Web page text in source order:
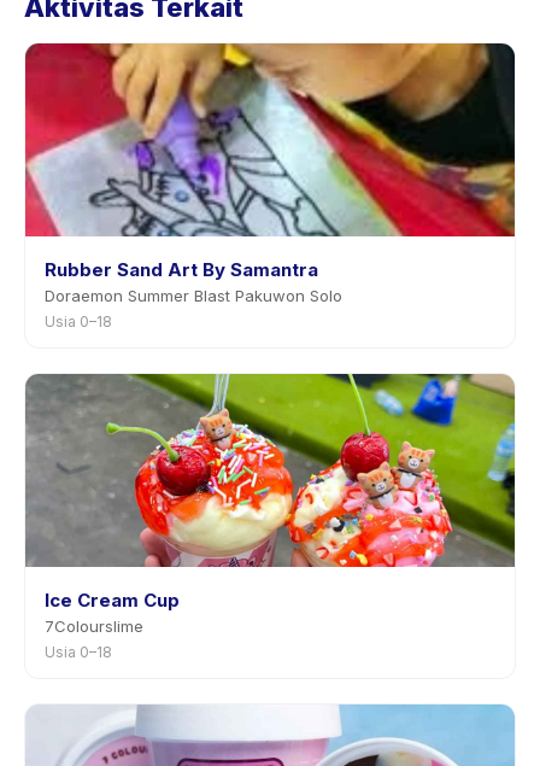
sebelumnya.
Aktivitas Terkait
Rubber Sand Art By Samantra
Doraemon Summer Blast Pakuwon Solo
Usia 0–18
Ice Cream Cup
7Colourslime
Usia 0–18